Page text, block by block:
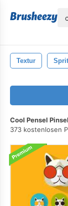
Textur
Cool Pensel Pinsel
373 kostenlosen